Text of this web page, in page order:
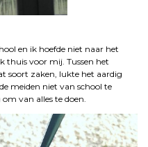
en ik hoefde niet naar het
thuis voor mij. Tussen het
soort zaken, lukte het aardig
meiden niet van school te
van alles te doen.